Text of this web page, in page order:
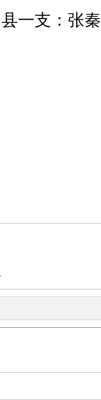
一支：张